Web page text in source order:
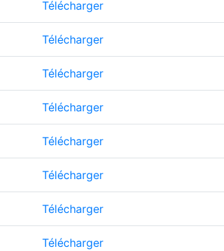
Télécharger
Télécharger
Télécharger
Télécharger
Télécharger
Télécharger
Télécharger
Télécharger